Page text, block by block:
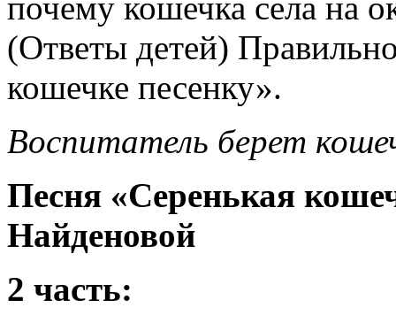
почему кошечка села на
(Ответы детей)
кошечке песенку».
Воспитатель берет
Песня «Серенькая
Найденовой
2 часть: